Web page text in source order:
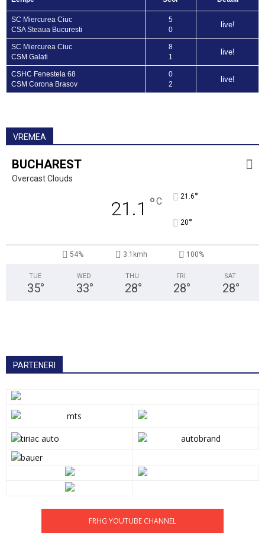
SC Miercurea Ciuc
CSA Steaua Bucuresti
5
0
live!
SC Miercurea Ciuc
CSM Galati
8
1
live!
CSHC Fenestela 68
CSM Corona Brasov
0
2
live!
VREMEA
BUCHAREST
Overcast Clouds
21.1 °C 21.6°
20°
54% 3.1kmh 100%
TUE
35°
WED
33°
THU
28°
FRI
28°
SAT
28°
PARTENERI
FRHG YOUTUBE CHANNEL